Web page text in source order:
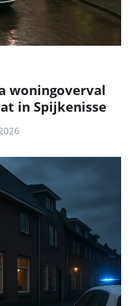
woningoverval
in Spijkenisse